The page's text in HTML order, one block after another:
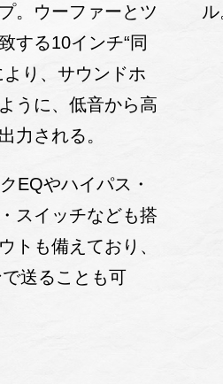
。ウーファーとツ
する10インチ“同
り、サウンドホ
うに、低音から高
力される。
EQやハイパス・
スイッチなども搭
トも備えており、
送ることも可
ル